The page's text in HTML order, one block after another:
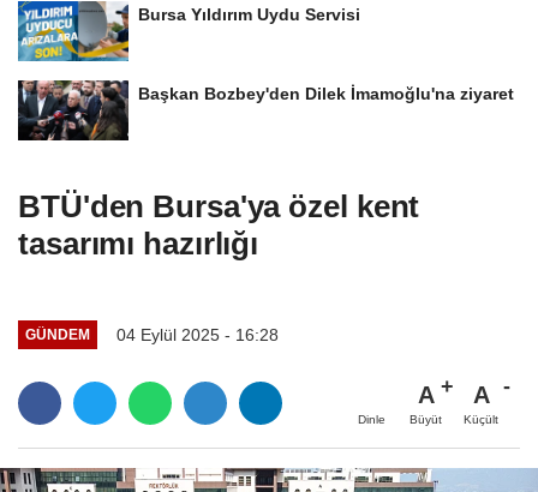
Bursa Yıldırım Uydu Servisi
Başkan Bozbey'den Dilek İmamoğlu'na ziyaret
BTÜ'den Bursa'ya özel kent
tasarımı hazırlığı
GÜNDEM 04 Eylül 2025 - 16:28
Dinle
A
Büyüt
A
Küçült